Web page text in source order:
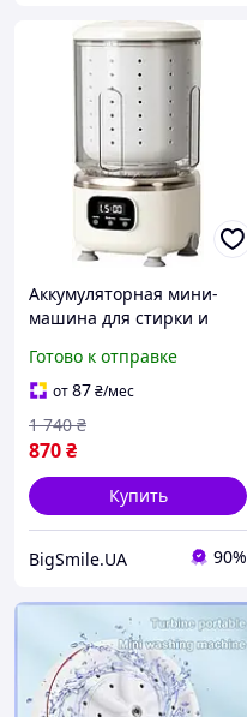
Аккумуляторная мини-
машина для стирки и
вещей Портативная
мини-стиральная
машина
Готово к отправке
от87₴/мес
870₴
1 740 ₴
Купить
BigSmile.UA 90%